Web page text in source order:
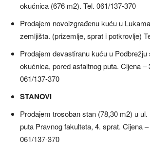
okućnica (676 m2). Tel. 061/137-370
Prodajem novoizgrađenu kuću u
zemljišta. (prizemlje, sprat i potkrovlje)
Prodajem devastiranu kuću u Podbrežju
okućnica, pored asfaltnog puta. Cijena –
061/137-370
STANOVI
Prodajem trosoban stan (78,30 m2) u
puta Pravnog fakulteta, 4. sprat. Cijena
061/137-370